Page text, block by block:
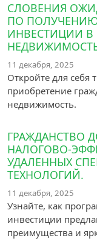
СЛОВЕНИЯ
ПО ПОЛУЧЕНИЮ
ИНВЕСТИЦИИ
11 декабря, 2025
Откройте для себя
приобретение
недвижимость.
ГРАЖДАНСТВО
НАЛОГОВО-
УДАЛЕННЫХ
ТЕХНОЛОГИЙ.
11 декабря, 2025
Узнайте, как
инвестиции
преимущества и